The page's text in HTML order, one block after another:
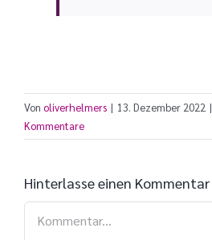
Von oliverhelmers | 13. Dezember 2022 |
Kommentare
Hinterlasse einen Kommentar
Kommentar